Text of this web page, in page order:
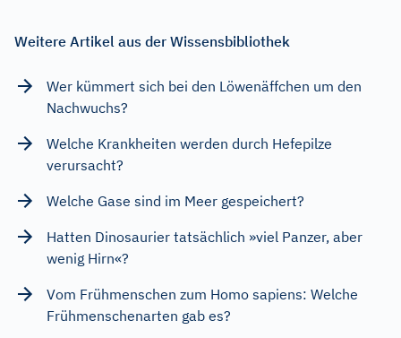
Weitere Artikel aus der Wissensbibliothek
Wer kümmert sich bei den Löwenäffchen um den
Nachwuchs?
Welche Krankheiten werden durch Hefepilze
verursacht?
Welche Gase sind im Meer gespeichert?
Hatten Dinosaurier tatsächlich »viel Panzer, aber
wenig Hirn«?
Vom Frühmenschen zum Homo sapiens: Welche
Frühmenschenarten gab es?